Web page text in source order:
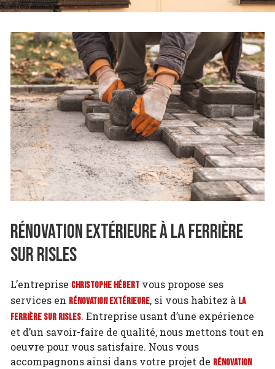
Rénovation extérieure à La Ferrière
sur Risles
L’entreprise Christophe Hébert vous propose ses
services en Rénovation extérieure, si vous habitez à La
Ferrière sur Risles. Entreprise usant d’une expérience
et d’un savoir-faire de qualité, nous mettons tout en
oeuvre pour vous satisfaire. Nous vous
accompagnons ainsi dans votre projet de Rénovation